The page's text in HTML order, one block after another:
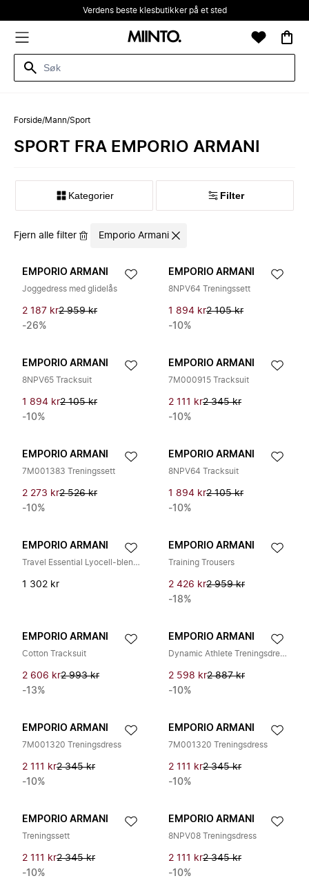
Verdens beste klesbutikker på et sted
Forside/Mann/Sport
SPORT FRA EMPORIO ARMANI
Kategorier Filter
Fjern alle filter Emporio Armani
EMPORIO ARMANI
Joggedress med glidelås
2 187 kr2 959 kr
-26%
EMPORIO ARMANI
8NPV64 Treningssett
1 894 kr2 105 kr
-10%
EMPORIO ARMANI
8NPV65 Tracksuit
1 894 kr2 105 kr
-10%
EMPORIO ARMANI
7M000915 Tracksuit
2 111 kr2 345 kr
-10%
EMPORIO ARMANI
7M001383 Treningssett
2 273 kr2 526 kr
-10%
EMPORIO ARMANI
8NPV64 Tracksuit
1 894 kr2 105 kr
-10%
EMPORIO ARMANI
Travel Essential Lyocell-blend Jersey T-skjorte
1 302 kr
EMPORIO ARMANI
Training Trousers
2 426 kr2 959 kr
-18%
EMPORIO ARMANI
Cotton Tracksuit
2 606 kr2 993 kr
-13%
EMPORIO ARMANI
Dynamic Athlete Treningsdress
2 598 kr2 887 kr
-10%
EMPORIO ARMANI
7M001320 Treningsdress
2 111 kr2 345 kr
-10%
EMPORIO ARMANI
7M001320 Treningsdress
2 111 kr2 345 kr
-10%
EMPORIO ARMANI
Treningssett
2 111 kr2 345 kr
-10%
EMPORIO ARMANI
8NPV08 Treningsdress
2 111 kr2 345 kr
-10%